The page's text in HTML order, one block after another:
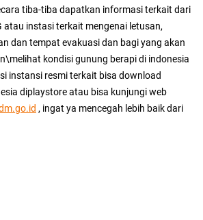
tiba-tiba dapatkan informasi terkait dari
atau instasi terkait mengenai letusan,
dan tempat evakuasi dan bagi yang akan
kondisi gunung berapi di indonesia
instansi resmi terkait bisa download
diplaystore atau bisa kunjungi web
, ingat ya mencegah lebih baik dari